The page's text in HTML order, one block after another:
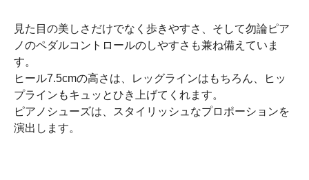
見た目の美しさだけでなく歩きやすさ、そして勿論ピア
ノのペダルコントロールのしやすさも兼ね備えていま
す。
ヒール7.5cmの高さは、レッグラインはもちろん、ヒッ
プラインもキュッとひき上げてくれます。
ピアノシューズは、スタイリッシュなプロポーションを
演出します。